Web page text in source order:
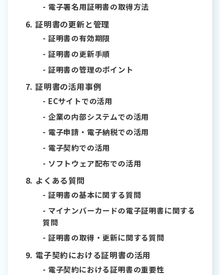
電子署名用証明書の取得方法
証明書の更新と管理
証明書の有効期限
証明書の更新手順
証明書の管理のポイント
証明書の活用事例
ECサイトでの活用
企業の内部システムでの活用
電子申請・電子納税での活用
電子契約での活用
ソフトウェア配布での活用
よくある質問
証明書の基本に関する質問
マイナンバーカードの電子証明書に関する
質問
証明書の取得・更新に関する質問
電子契約における証明書の活用
電子契約における証明書の重要性